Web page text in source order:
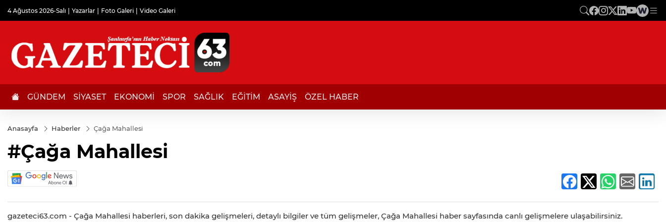
4 Ağustos 2026-Salı Yazarlar Foto Galeri Video Galeri
GÜNDEM SİYASET EKONOMİ SPOR SAĞLIK EĞİTİM ASAYİŞ ÖZEL HABER
Anasayfa Haberler Çağa Mahallesi
#Çağa Mahallesi
gazeteci63.com - Çağa Mahallesi haberleri, son dakika gelişmeleri, detaylı bilgiler ve tüm gelişmeler, Çağa Mahallesi haber sayfasında canlı gelişmelere ulaşabilirsiniz.